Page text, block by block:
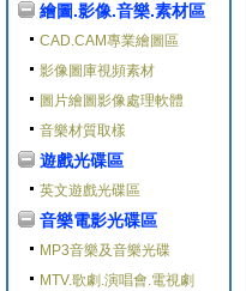
繪圖.影像.音樂.素材區
CAD.CAM專業繪圖區
影像圖庫視頻素材
圖片繪圖影像處理軟體
音樂材質取樣
遊戲光碟區
英文遊戲光碟區
音樂電影光碟區
MP3音樂及音樂光碟
MTV.歌劇.演唱會.電視劇